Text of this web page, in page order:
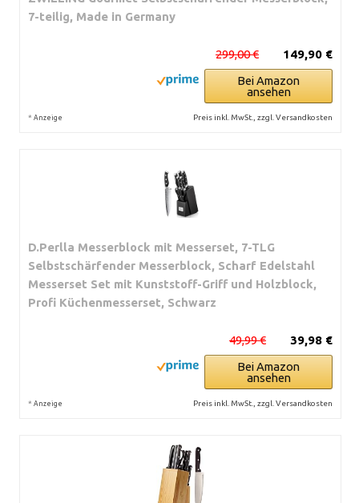
7-teilig, Made in Germany
149,90 €
299,00 €
Bei Amazon
ansehen
* Anzeige Preis inkl. MwSt., zzgl. Versandkosten
D.Perlla Messerblock mit Messerset, 7-TLG
Selbstschärfender Messerblock, Scharf Edelstahl
Messerset Set mit Kunststoff-Griff und Holzblock,
Profi Küchenmesserset, Schwarz
39,98 €
49,99 €
Bei Amazon
ansehen
* Anzeige Preis inkl. MwSt., zzgl. Versandkosten